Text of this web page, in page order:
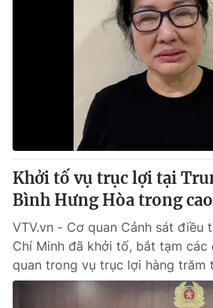
Khởi tố vụ trục lợi tại
Bình Hưng Hòa trong
VTV.vn - Cơ quan Cảnh sát điều
Chí Minh đã khởi tố, bắt tạm
quan trong vụ trục lợi hàng trăm